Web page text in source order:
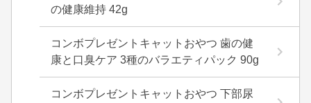
の健康維持 42g
コンボプレゼントキャットおやつ 歯の健
康と口臭ケア 3種のバラエティパック 90g
コンボプレゼントキャットおやつ 下部尿